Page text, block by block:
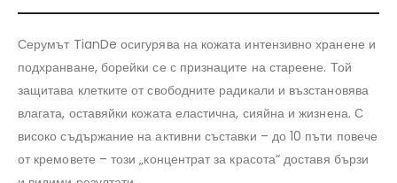
Серумът TianDe осигурява на кожата интензивно хранене и
подхранване, борейки се с признаците на стареене. Той
защитава клетките от свободните радикали и възстановява
влагата, оставяйки кожата еластична, сияйна и жизнена. С
високо съдържание на активни съставки – до 10 пъти повече
от кремовете – този „концентрат за красота“ доставя бързи